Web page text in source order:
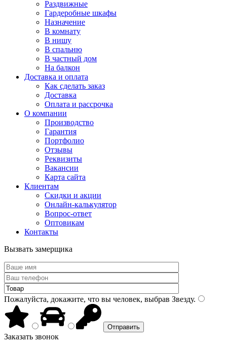
Раздвижные
Гардеробные шкафы
Назначение
В комнату
В нишу
В спальню
В частный дом
На балкон
Доставка и оплата
Как сделать заказ
Доставка
Оплата и рассрочка
О компании
Производство
Гарантия
Портфолио
Отзывы
Реквизиты
Вакансии
Карта сайта
Клиентам
Скидки и акции
Онлайн-калькулятор
Вопрос-ответ
Оптовикам
Контакты
Вызвать замерщика
Пожалуйста, докажите, что вы человек, выбрав Звезду.
Заказать звонок